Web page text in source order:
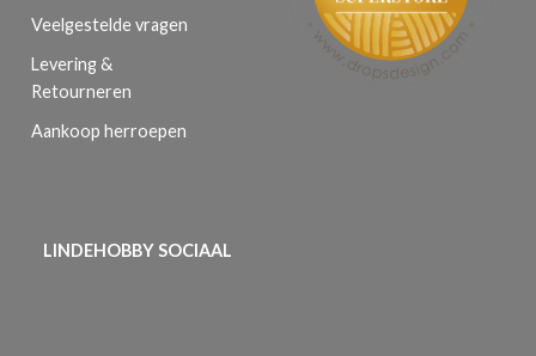
Veelgestelde vragen
Levering &
Retourneren
Aankoop herroepen
LINDEHOBBY SOCIAAL